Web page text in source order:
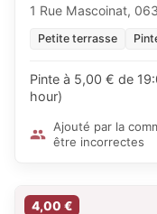
1 Rue Mascoinat,
Petite terrasse
Pinte à 5,00 € de
hour)
Ajouté par la
être incorrectes
4,00 €